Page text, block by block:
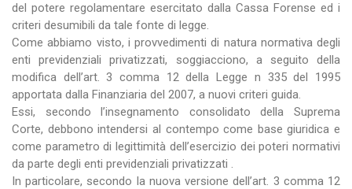
del potere regolamentare esercitato dalla Cassa Forense ed i
criteri desumibili da tale fonte di legge.
Come abbiamo visto, i provvedimenti di natura normativa degli
enti previdenziali privatizzati, soggiacciono, a seguito della
modifica dell’art. 3 comma 12 della Legge n 335 del 1995
apportata dalla Finanziaria del 2007, a nuovi criteri guida.
Essi, secondo l’insegnamento consolidato della Suprema
Corte, debbono intendersi al contempo come base giuridica e
come parametro di legittimità dell’esercizio dei poteri normativi
da parte degli enti previdenziali privatizzati .
In particolare, secondo la nuova versione dell’art. 3 comma 12